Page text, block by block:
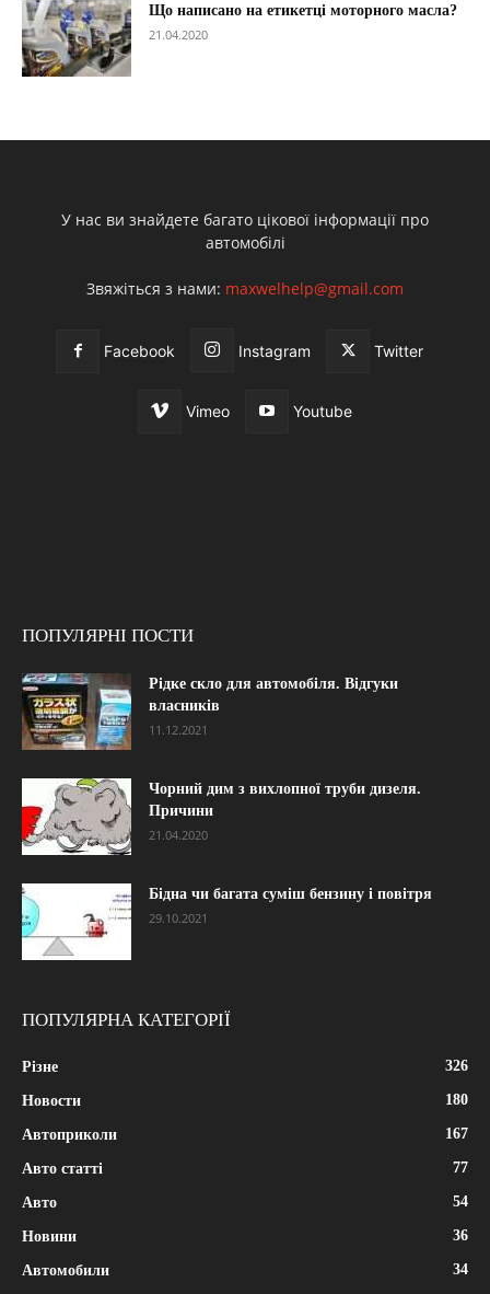
Що написано на етикетці моторного масла?
21.04.2020
У нас ви знайдете багато цікової інформації про
автомобілі
Звяжіться з нами: maxwelhelp@gmail.com
Facebook Instagram Twitter
Vimeo Youtube
ПОПУЛЯРНІ ПОСТИ
Рідке скло для автомобіля. Відгуки
власників
11.12.2021
Чорний дим з вихлопної труби дизеля.
Причини
21.04.2020
Бідна чи багата суміш бензину і повітря
29.10.2021
ПОПУЛЯРНА КАТЕГОРІЇ
Різне 326
Новости 180
Автоприколи 167
Авто статті 77
Авто 54
Новини 36
Автомобили 34